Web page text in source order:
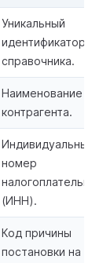
Уникальный
идентификатор
справочника.
Наименование
контрагента.
Индивидуальный
номер
(ИНН).
Код причины
постановки на